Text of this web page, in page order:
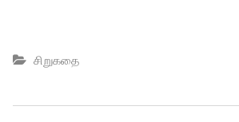
சிறுகதை